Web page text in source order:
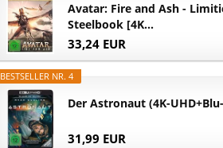
Avatar: Fire and Ash -
Steelbook [4K...
33,24 EUR
BESTSELLER NR. 4
Der Astronaut (4K-
31,99 EUR